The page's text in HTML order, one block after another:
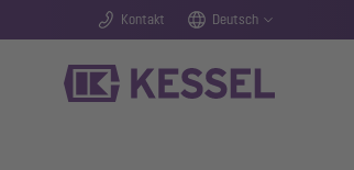
Kontakt Deutsch